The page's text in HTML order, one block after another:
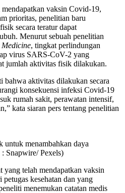
vaksin Covid-19,
prioritas, penelitian baru
secara teratur dapat
Menurut sebuah penelitian
, tingkat perlindungan
virus SARS-CoV-2 yang
jumlah aktivitas fisik dilakukan.
aktivitas dilakukan secara
konsekuensi infeksi Covid-19
rumah sakit, perawatan intensif,
kata siaran pers tentang penelitian
menambahkan daya
Snapwire/ Pexels)
yang telah mendapatkan vaksin
kesehatan dan yang
menemukan catatan medis